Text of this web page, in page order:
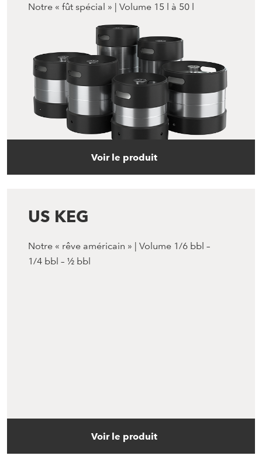
Notre « fût spécial » | Volume 15 l à 50 l
Voir le produit
US KEG
Notre « rêve américain » | Volume 1/6 bbl –
1/4 bbl – ½ bbl
Voir le produit